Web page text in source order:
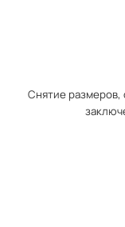
Снятие размеров,